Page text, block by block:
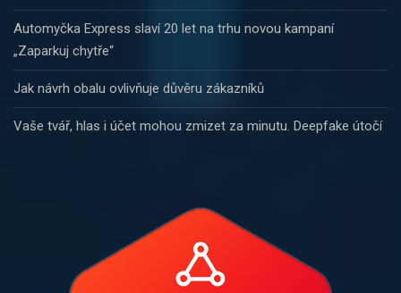
Automyčka Express slaví 20 let na trhu novou kampaní
„Zaparkuj chytře“
Jak návrh obalu ovlivňuje důvěru zákazníků
Vaše tvář, hlas i účet mohou zmizet za minutu. Deepfake útočí